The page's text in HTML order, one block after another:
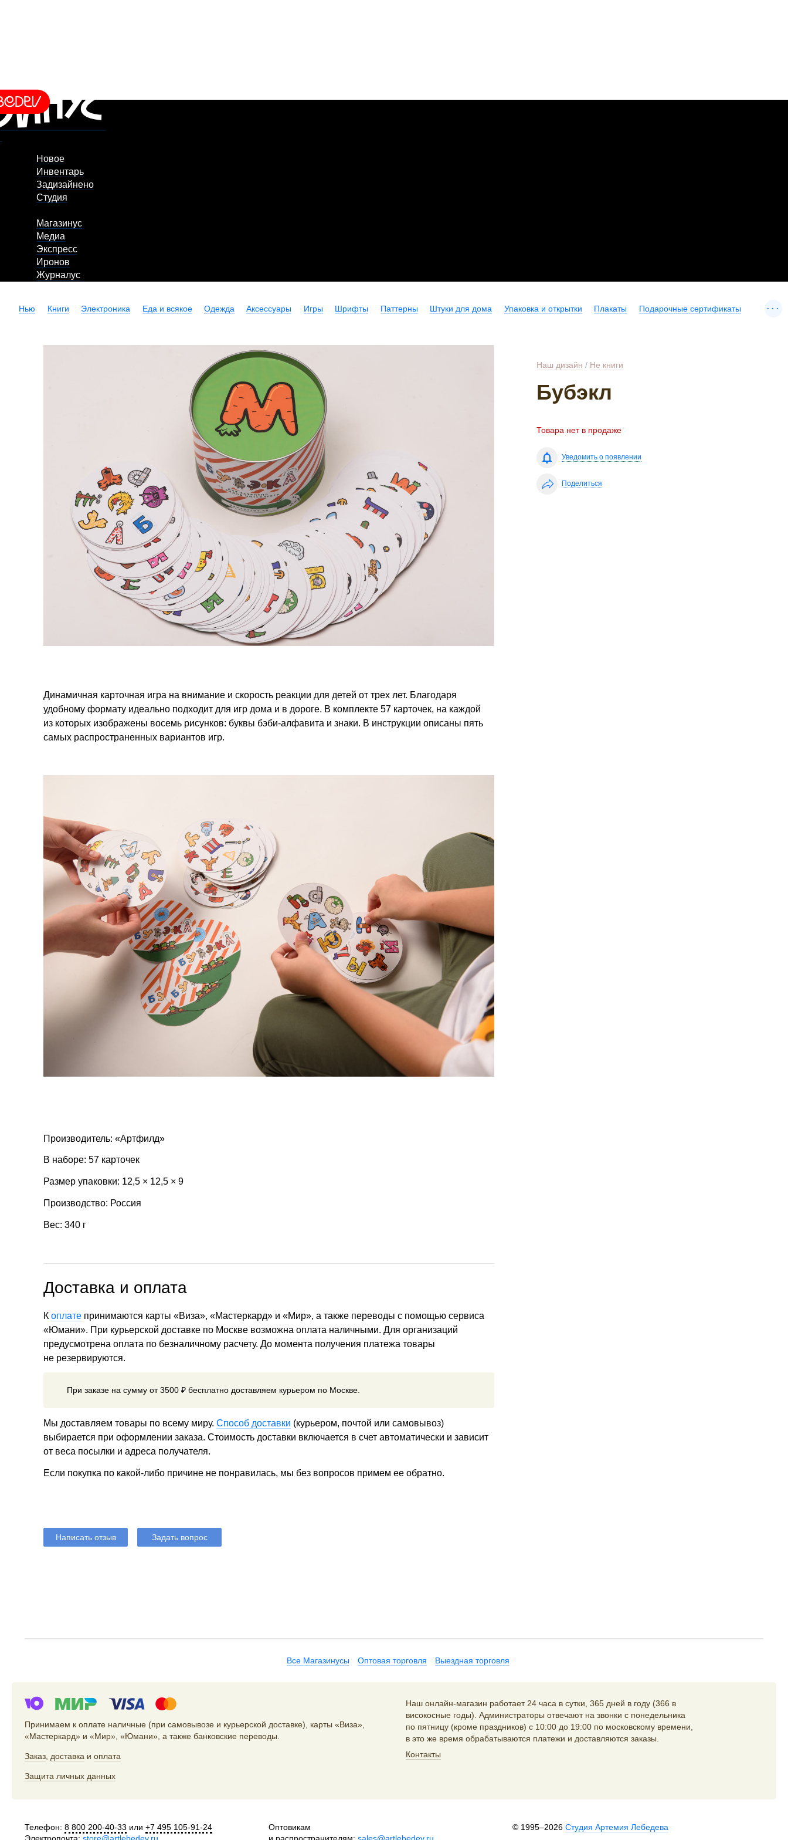
Новое
Инвентарь
Задизайнено
Студия
Магазинус
Медиа
Экспресс
Иронов
Журналус
Нью Книги Электроника Еда и всякое Одежда Аксессуары Игры Шрифты Паттерны Штуки для дома Упаковка и открытки Плакаты Подарочные сертификаты ...
Наш дизайн / Не книги
Бубэкл
Товара нет в продаже
Уведомить о появлении
Поделиться
Динамичная карточная игра на внимание и скорость реакции для детей от трех лет. Благодаря
удобному формату идеально подходит для игр дома и в дороге. В комплекте 57 карточек, на каждой
из которых изображены восемь рисунков: буквы бэби-алфавита и знаки. В инструкции описаны пять
самых распространенных вариантов игр.
Производитель: «Артфилд»
В наборе: 57 карточек
Размер упаковки: 12,5 × 12,5 × 9
Производство: Россия
Вес: 340 г
Доставка и оплата
К оплате принимаются карты «Виза», «Мастеркард» и «Мир», а также переводы с помощью сервиса
«Юмани». При курьерской доставке по Москве возможна оплата наличными. Для организаций
предусмотрена оплата по безналичному расчету. До момента получения платежа товары
не резервируются.
При заказе на сумму от 3500 ₽ бесплатно доставляем курьером по Москве.
Мы доставляем товары по всему миру. Способ доставки (курьером, почтой или самовывоз)
выбирается при оформлении заказа. Стоимость доставки включается в счет автоматически и зависит
от веса посылки и адреса получателя.
Если покупка по какой-либо причине не понравилась, мы без вопросов примем ее обратно.
Написать отзыв Задать вопрос
Все Магазинусы Оптовая торговля Выездная торговля
Принимаем к оплате наличные (при самовывозе и курьерской доставке), карты «Виза»,
«Мастеркард» и «Мир», «Юмани», а также банковские переводы.
Заказ доставка и оплата
Защита личных данных
Наш онлайн-магазин работает 24 часа в сутки, 365 дней в году (366 в
високосные годы). Администраторы отвечают на звонки с понедельника
по пятницу (кроме праздников) с 10:00 до 19:00 по московскому времени,
в это же время обрабатываются платежи и доставляются заказы.
Контакты
Телефон: 8 800 200-40-33 или +7 495 105-91-24
Оптовикам
© 1995–2026 Студия Артемия Лебедева